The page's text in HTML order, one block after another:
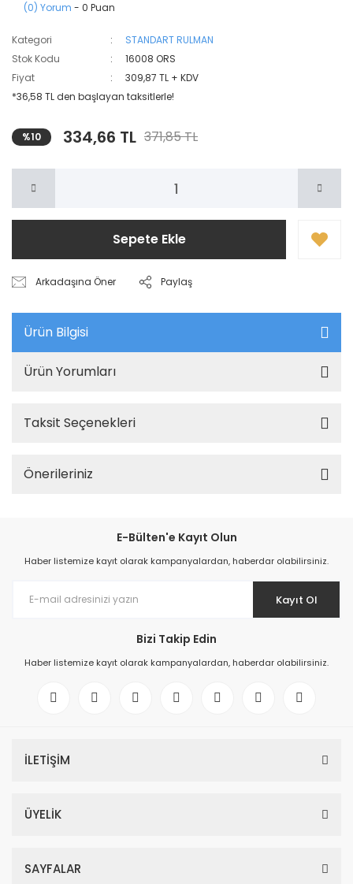
(0) Yorum - 0 Puan
Kategori
STANDART RULMAN
Stok Kodu
16008 ORS
Fiyat
309,87 TL + KDV
*36,58 TL den başlayan taksitlerle!
%10 334,66 TL 371,85 TL
Sepete Ekle
Arkadaşına Öner Paylaş
Ürün Bilgisi
Ürün Yorumları
Taksit Seçenekleri
Önerileriniz
E-Bülten'e Kayıt Olun
Haber listemize kayıt olarak kampanyalardan, haberdar olabilirsiniz.
Kayıt Ol
Bizi Takip Edin
Haber listemize kayıt olarak kampanyalardan, haberdar olabilirsiniz.
İLETİŞİM
ÜYELİK
SAYFALAR